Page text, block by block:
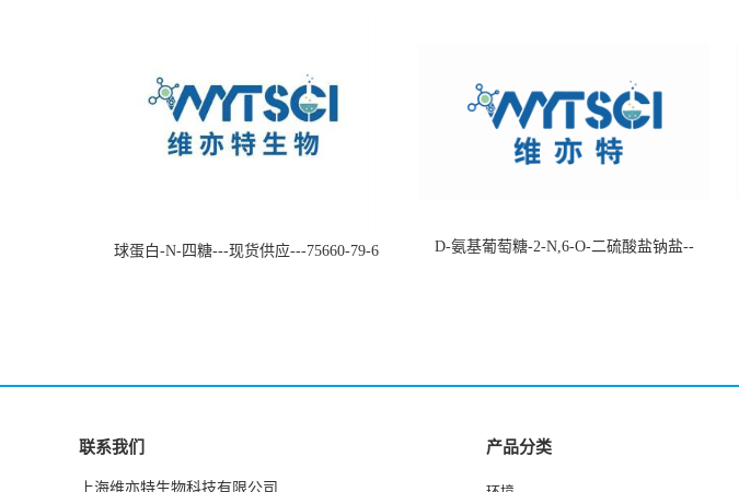
球蛋白-N-四糖---现货供应---75660-79-6
D-氨基葡萄糖-2-N,6-O-二硫酸盐钠盐--
联系我们
上海维亦特生物科技有限公司
产品分类